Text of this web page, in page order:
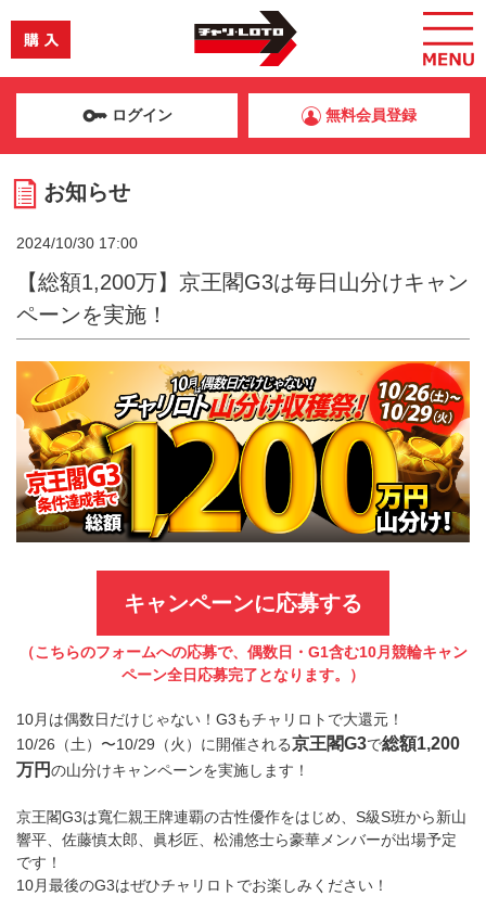
ログイン 無料会員登録
お知らせ
2024/10/30 17:00
【総額1,200万】京王閣G3は毎日山分けキャン
ペーンを実施！
キャンペーンに応募する
（こちらのフォームへの応募で、偶数日・G1含む10月競輪キャン
ペーン全日応募完了となります。）
10月は偶数日だけじゃない！G3もチャリロトで大還元！
10/26（土）〜10/29（火）に開催される京王閣G3で総額1,200
万円の山分けキャンペーンを実施します！
京王閣G3は寬仁親王牌連覇の古性優作をはじめ、S級S班から新山
響平、佐藤慎太郎、眞杉匠、松浦悠士ら豪華メンバーが出場予定
です！
10月最後のG3はぜひチャリロトでお楽しみください！